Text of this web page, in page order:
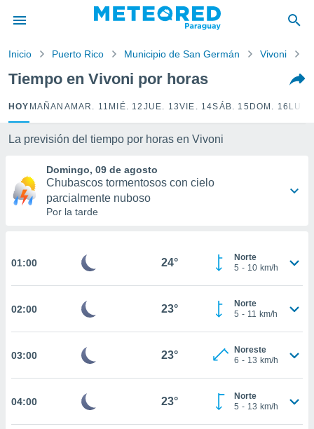
ha
por
la
que se
calidad.
y
basada
botón
CONFIGURACIÓN
Inicio Puerto Rico Municipio de San Germán Vivoni
Tiempo en Vivoni por horas
HOY MAÑANA MAR. 11 MIÉ. 12 JUE. 13VIE. 14SÁB. 15 DOM. 16
La previsión del tiempo por horas en Vivoni
Domingo, 09 de agosto
Chubascos tormentosos con cielo
parcialmente nuboso
Por la tarde
01:00 24°
Norte
5 - 10 km/h
02:00 23°
Norte
5 - 11 km/h
03:00 23°
Noreste
6 - 13 km/h
04:00 23°
Norte
5 - 13 km/h